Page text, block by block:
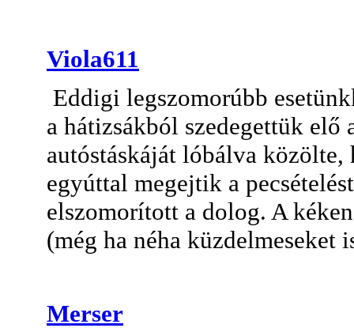
Viola611
Eddigi legszomorúbb
a hátizsákból szedegettük
autóstáskáját lóbálva
egyúttal megejtik a
elszomorított a dolog. A
(még ha néha küzdelmeseket
Merser